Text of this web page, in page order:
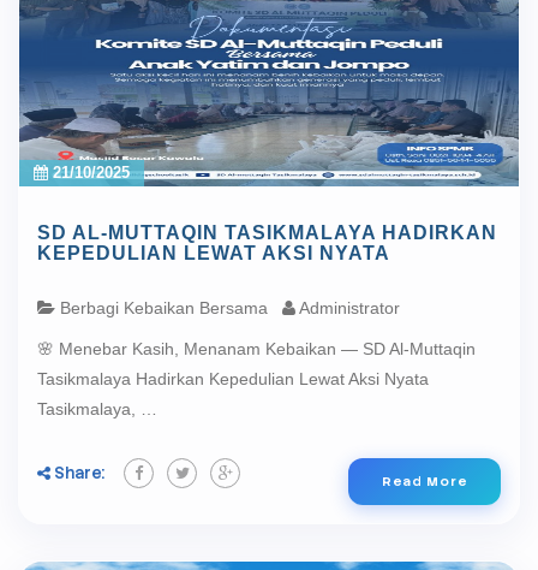
21/10/2025
SD AL-MUTTAQIN TASIKMALAYA HADIRKAN
KEPEDULIAN LEWAT AKSI NYATA
Berbagi Kebaikan Bersama Administrator
🌸 Menebar Kasih, Menanam Kebaikan — SD Al-Muttaqin
Tasikmalaya Hadirkan Kepedulian Lewat Aksi Nyata
Tasikmalaya, …
Share: Read More